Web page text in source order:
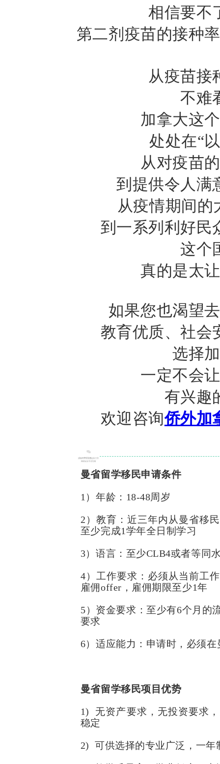
相信要不
第二剂疫苗的接种
从疫苗接
不难
加拿大这
处处在“
从对疫苗
到提供令人满
从疫情期间的
到一系列利好民
这个
真的是太
如果您也渴望
教育优质、社会
选择
一定不会
有兴趣
欢迎咨询侨外加
曼省留学移民申请条件
1）年龄：18-48周岁
2）教育：近三年内从曼省移
至少完成1学年全日制学习
3）语言：至少CLB4或者等同
4）工作要求：必须从当前工
雇佣offer，雇佣期限至少1年
5）资金要求：至少有6个月的
要求
6）适应能力：申请时，必须在
曼省留学移民项目优势
1) 无资产要求，无投资要求
稳定
2) 可供选择的专业广泛，一年